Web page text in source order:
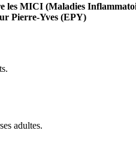
les MICI (Maladies
Pierre-Yves (EPY)
adultes.